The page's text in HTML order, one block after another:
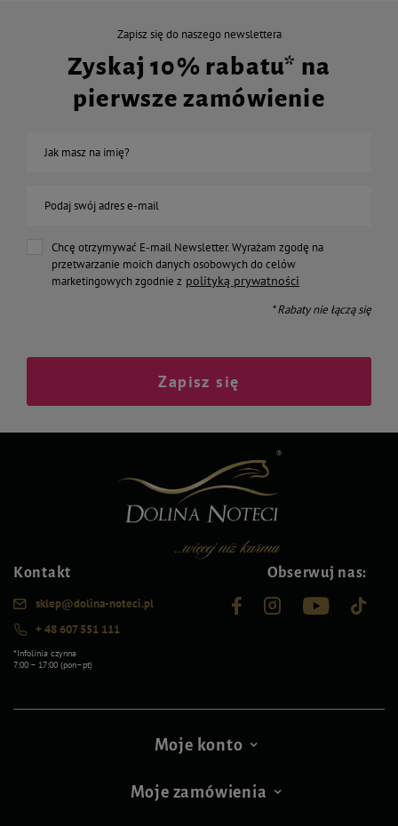
Zapisz się do naszego newslettera
Zyskaj 10% rabatu* na
pierwsze zamówienie
Jak masz na imię?
Podaj swój adres e-mail
Chcę otrzymywać E-mail Newsletter. Wyrażam zgodę na
przetwarzanie moich danych osobowych do celów
marketingowych zgodnie z polityką prywatności
* Rabaty nie łączą się
Zapisz się
Kontakt
sklep@dolina-noteci.pl
+ 48 607 551 111
*Infolinia czynna
7:00 – 17:00 (pon–pt)
Obserwuj nas:
Moje konto
Moje zamówienia